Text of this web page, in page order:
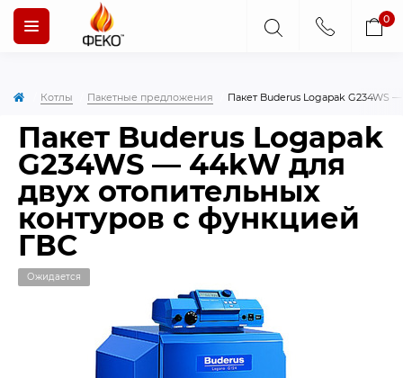
0
Котлы Пакетные предложения Пакет Buderus Logapak G234WS
Пакет Buderus Logapak
G234WS — 44kW для
двух отопительных
контуров с функцией
ГВС
Ожидается